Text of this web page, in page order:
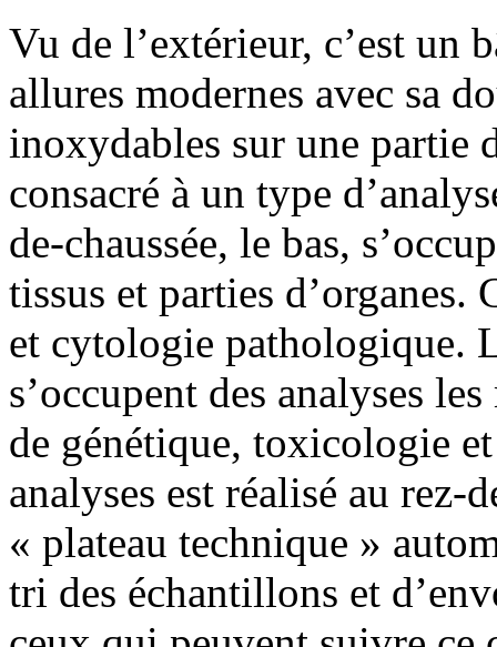
Vu de l’extérieur, c’est un
allures modernes avec sa
inoxydables sur une partie
consacré à un type
de-chaussée, le bas,
tissus et parties d’organes.
et cytologie pathologique.
s’occupent des analyses
de génétique, toxicologie
analyses est réalisé au
« plateau technique »
tri des échantillons et